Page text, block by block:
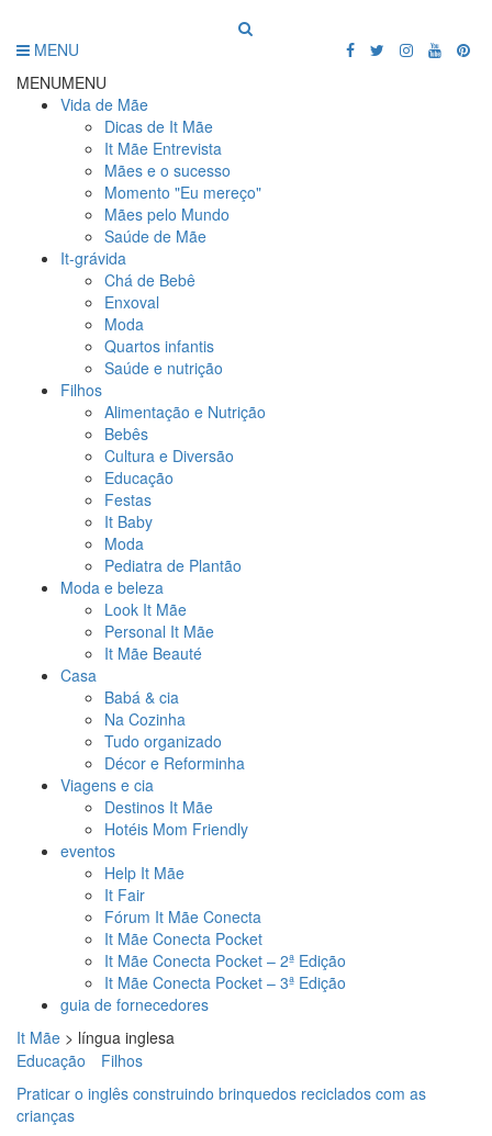
MENU
MENUMENU
Vida de Mãe
Dicas de It Mãe
It Mãe Entrevista
Mães e o sucesso
Momento "Eu mereço"
Mães pelo Mundo
Saúde de Mãe
It-grávida
Chá de Bebê
Enxoval
Moda
Quartos infantis
Saúde e nutrição
Filhos
Alimentação e Nutrição
Bebês
Cultura e Diversão
Educação
Festas
It Baby
Moda
Pediatra de Plantão
Moda e beleza
Look It Mãe
Personal It Mãe
It Mãe Beauté
Casa
Babá & cia
Na Cozinha
Tudo organizado
Décor e Reforminha
Viagens e cia
Destinos It Mãe
Hotéis Mom Friendly
eventos
Help It Mãe
It Fair
Fórum It Mãe Conecta
It Mãe Conecta Pocket
It Mãe Conecta Pocket – 2ª Edição
It Mãe Conecta Pocket – 3ª Edição
guia de fornecedores
It Mãe > língua inglesa
Educação
Filhos
Praticar o inglês construindo brinquedos reciclados com as
crianças